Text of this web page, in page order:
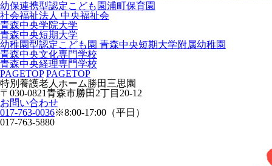
幼保連携型認定こども園浦町保育園
社会福祉法人 中央福祉会
青森中央学院大学
青森中央短期大学
幼稚園型認定こども園 青森中央短期大学附属幼稚園
青森中央文化専門学校
青森中央経理専門学校
PAGETOP PAGETOP
特別養護老人ホーム勝田三思園
〒030-0821青森市勝田2丁目20-12
お問い合わせ
017-763-0036※8:00-17:00（平日）
017-763-5880